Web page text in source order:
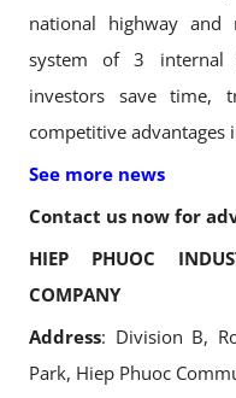
national highway
system of 3 internal
investors save time,
competitive advantages
See more news
Contact us now for
HIEP PHUOC
COMPANY
Address: Division B,
Park, Hiep Phuoc